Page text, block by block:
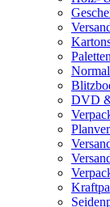
Paletten
DVD